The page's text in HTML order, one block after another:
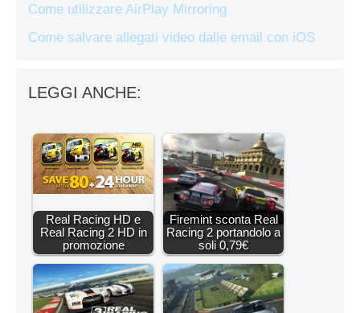
Come utilizzare AirPlay Mirroring
Come salvare allegati video dalle email con iOS
LEGGI ANCHE:
Real Racing HD e
Real Racing 2 HD in
promozione
Firemint sconta Real
Racing 2 portandolo a
soli 0,79€